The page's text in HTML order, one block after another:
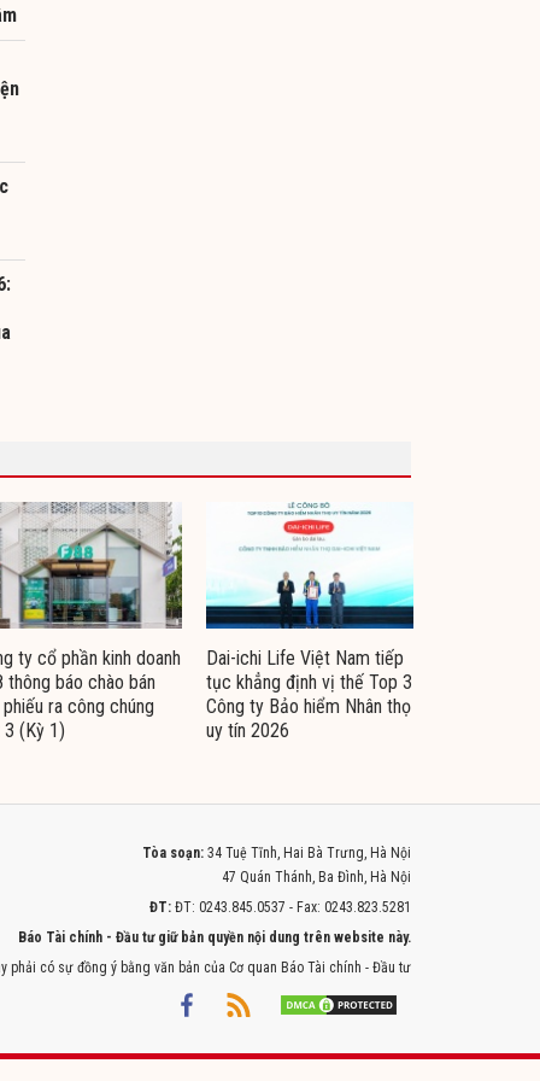
ty cổ phần kinh doanh
thông báo chào bán
ra công chúng
(Kỳ 1)
Dai-ichi Life Việt Nam tiếp
tục khẳng định vị thế Top 3
Công ty Bảo hiểm Nhân thọ
uy tín 2026
Tòa soạn: 34 Tuệ Tĩnh, Hai Bà Trưng, Hà Nội
47 Quán Thánh, Ba Đình, Hà Nội
ĐT: ĐT: 0243.845.0537 - Fax: 0243.823.5281
Báo Tài chính - Đầu tư giữ bản quyền nội dung trên website này.
có sự đồng ý bằng văn bản của Cơ quan Báo Tài chính - Đầu tư